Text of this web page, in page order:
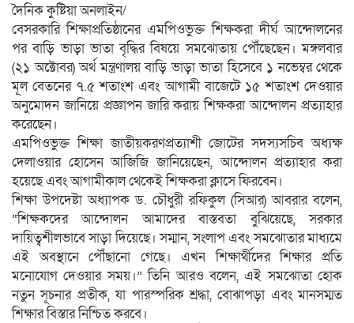
দৈনিক কুষ্টিয়া অনলাইন/
বেসরকারি শিক্ষাপ্রতিষ্ঠানের এমপিওভুক্ত শিক্ষকরা দীর্ঘ আন্দোলনের
পর বাড়ি ভাড়া ভাতা বৃদ্ধির বিষয়ে সমঝোতায় পৌঁছেছেন। মঙ্গলবার
(২১ অক্টোবর) অর্থ মন্ত্রণালয় বাড়ি ভাড়া ভাতা হিসেবে ১ নভেম্বর থেকে
মূল বেতনের ৭.৫ শতাংশ এবং আগামী বাজেটে ১৫ শতাংশ দেওয়ার
অনুমোদন জানিয়ে প্রজ্ঞাপন জারি করায় শিক্ষকরা আন্দোলন প্রত্যাহার
করেছেন।
এমপিওভুক্ত শিক্ষা জাতীয়করণপ্রত্যাশী জোটের সদস্যসচিব অধ্যক্ষ
দেলাওয়ার হোসেন আজিজি জানিয়েছেন, আন্দোলন প্রত্যাহার করা
হয়েছে এবং আগামীকাল থেকেই শিক্ষকরা ক্লাসে ফিরবেন।
শিক্ষা উপদেষ্টা অধ্যাপক ড. চৌধুরী রফিকুল (সিআর) আবরার বলেন,
“শিক্ষকদের আন্দোলন আমাদের বাস্তবতা বুঝিয়েছে, সরকার
দায়িত্বশীলভাবে সাড়া দিয়েছে। সম্মান, সংলাপ এবং সমঝোতার মাধ্যমে
এই অবস্থানে পৌঁছানো গেছে। এখন শিক্ষার্থীদের শিক্ষার প্রতি
মনোযোগ দেওয়ার সময়।” তিনি আরও বলেন, এই সমঝোতা হোক
নতুন সূচনার প্রতীক, যা পারস্পরিক শ্রদ্ধা, বোঝাপড়া এবং মানসম্মত
শিক্ষার বিস্তার নিশ্চিত করবে।